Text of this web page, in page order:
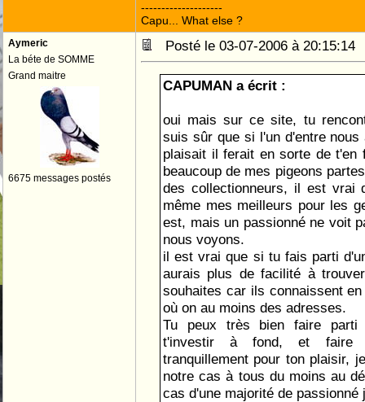
--------------------
Capu... What else ?
Aymeric
La béte de SOMME
Grand maitre
6675 messages postés
Posté le 03-07-2006 à
CAPUMAN a écrit :
oui mais sur ce site, tu
suis sûr que si l'un d'entre
plaisait il ferait en sorte de t'en
beaucoup de mes pigeons
des collectionneurs, il est vrai
même mes meilleurs pour les
est, mais un passionné ne voit
nous voyons.
il est vrai que si tu fais parti
aurais plus de facilité à
souhaites car ils connaissent
où on au moins des adresses.
Tu peux très bien faire parti
t'investir à fond, et faire
tranquillement pour ton plaisir,
notre cas à tous du moins au
cas d'une majorité de